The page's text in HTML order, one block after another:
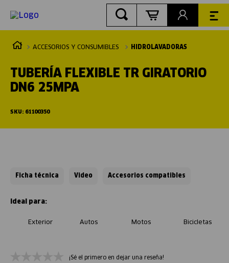
ACCESORIOS Y CONSUMIBLES HIDROLAVADORAS
TUBERÍA FLEXIBLE TR GIRATORIO
DN6 25MPA
SKU: 61100350
Ficha técnica Video Accesorios compatibles
Exterior Autos Motos Bicicletas
¡Sé el primero en dejar una reseña!